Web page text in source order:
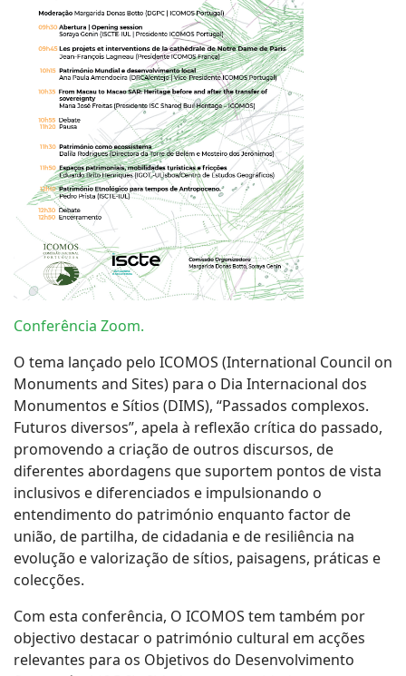
Conferência Zoom.
O tema lançado pelo ICOMOS (International Council on
Monuments and Sites) para o Dia Internacional dos
Monumentos e Sítios (DIMS), “Passados complexos.
Futuros diversos”, apela à reflexão crítica do passado,
promovendo a criação de outros discursos, de
diferentes abordagens que suportem pontos de vista
inclusivos e diferenciados e impulsionando o
entendimento do património enquanto factor de
união, de partilha, de cidadania e de resiliência na
evolução e valorização de sítios, paisagens, práticas e
colecções.
Com esta conferência, O ICOMOS tem também por
objectivo destacar o património cultural em acções
relevantes para os Objetivos do Desenvolvimento